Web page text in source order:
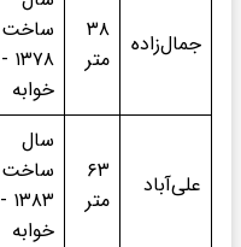
جمال‌زاده
۳۸
متر
ساخت
خوابه
علی‌آباد
۶۳
متر
سال
ساخت
خوابه